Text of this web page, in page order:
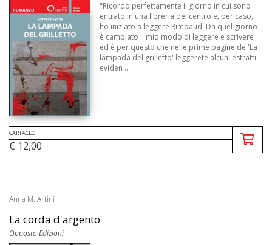
"Ricordo perfettamente il giorno in cui sono
entrato in una libreria del centro e, per caso,
ho iniziato a leggere Rimbaud. Da quel giorno
è cambiato il mio modo di leggere e scrivere
ed è per questo che nelle prime pagine de 'La
lampada del grilletto' leggerete alcuni estratti,
eviden ...
CARTACEO
€ 12,00
Anna M. Artini
La corda d'argento
Opposto Edizioni